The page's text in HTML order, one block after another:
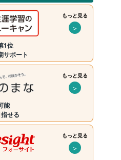
もっと見る
＞
1位
サポート
もっと見る
＞
能
せる
もっと見る
＞